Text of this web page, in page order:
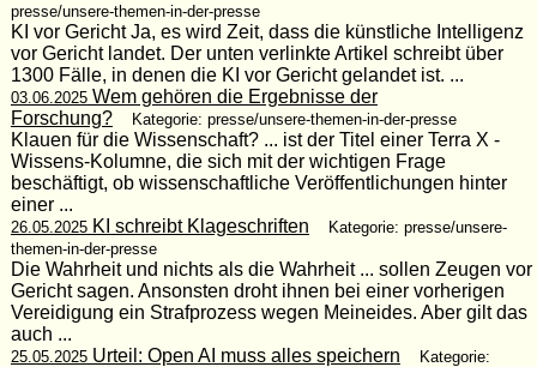
presse/unsere-themen-in-der-presse
KI vor Gericht Ja, es wird Zeit, dass die künstliche Intelligenz
vor Gericht landet. Der unten verlinkte Artikel schreibt über
1300 Fälle, in denen die KI vor Gericht gelandet ist. ...
03.06.2025Wem gehören die Ergebnisse der
Forschung?
Kategorie: presse/unsere-themen-in-der-presse
Klauen für die Wissenschaft? ... ist der Titel einer Terra X -
Wissens-Kolumne, die sich mit der wichtigen Frage
beschäftigt, ob wissenschaftliche Veröffentlichungen hinter
einer ...
26.05.2025KI schreibt Klageschriften
Kategorie: presse/unsere-
themen-in-der-presse
Die Wahrheit und nichts als die Wahrheit ... sollen Zeugen vor
Gericht sagen. Ansonsten droht ihnen bei einer vorherigen
Vereidigung ein Strafprozess wegen Meineides. Aber gilt das
auch ...
25.05.2025Urteil: Open AI muss alles speichern
Kategorie: